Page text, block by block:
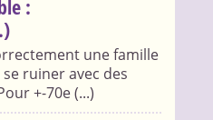
:
une famille
ruiner avec des
+-70e (...)